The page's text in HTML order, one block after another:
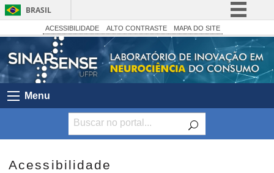
BRASIL
Simplifique!
Comunica BR
Participe
Legislação
Canais
ACESSIBILIDADE ALTO CONTRASTE MAPA DO SITE
Menu
Acessibilidade